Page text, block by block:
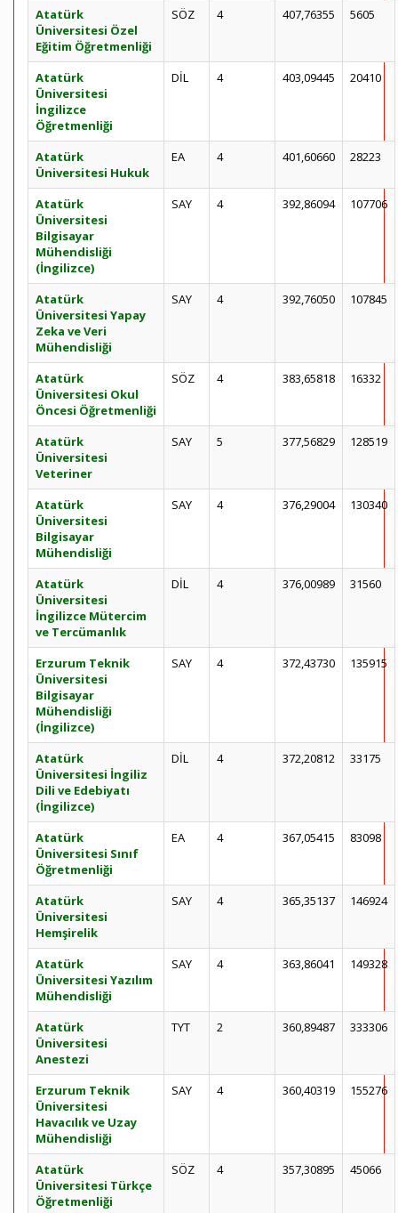
Atatürk
Üniversitesi Özel
Eğitim Öğretmenliği
SÖZ 4 407,76355 5605
Atatürk
Üniversitesi
İngilizce
Öğretmenliği
DİL 4 403,09445 20410
Atatürk
Üniversitesi Hukuk
EA 4 401,60660 28223
Atatürk
Üniversitesi
Bilgisayar
Mühendisliği
(İngilizce)
SAY 4 392,86094 107706
Atatürk
Üniversitesi Yapay
Zeka ve Veri
Mühendisliği
SAY 4 392,76050 107845
Atatürk
Üniversitesi Okul
Öncesi Öğretmenliği
SÖZ 4 383,65818 16332
Atatürk
Üniversitesi
Veteriner
SAY 5 377,56829 128519
Atatürk
Üniversitesi
Bilgisayar
Mühendisliği
SAY 4 376,29004 130340
Atatürk
Üniversitesi
İngilizce Mütercim
ve Tercümanlık
DİL 4 376,00989 31560
Erzurum Teknik
Üniversitesi
Bilgisayar
Mühendisliği
(İngilizce)
SAY 4 372,43730 135915
Atatürk
Üniversitesi İngiliz
Dili ve Edebiyatı
(İngilizce)
DİL 4 372,20812 33175
Atatürk
Üniversitesi Sınıf
Öğretmenliği
EA 4 367,05415 83098
Atatürk
Üniversitesi
Hemşirelik
SAY 4 365,35137 146924
Atatürk
Üniversitesi Yazılım
Mühendisliği
SAY 4 363,86041 149328
Atatürk
Üniversitesi
Anestezi
TYT 2 360,89487 333306
Erzurum Teknik
Üniversitesi
Havacılık ve Uzay
Mühendisliği
SAY 4 360,40319 155276
Atatürk
Üniversitesi Türkçe
Öğretmenliği
SÖZ 4 357,30895 45066